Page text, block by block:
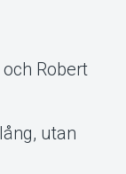
Robert
utan